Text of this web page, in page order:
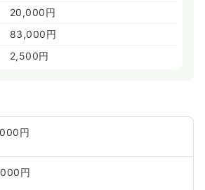
者が行う管理業務もサポート課で行っ
ざいます。「パソコンが苦手で…」と
方も心配ございません。ツクイは職員
忙しく、あまり一人ひとりの患者様
なかったので、転職を機に患者様と
のできる訪問看護に挑戦してみよう
訪問看護師として働いてみると、自
います。また、今までにないお客様
きたときに訪問看護を選んでよかっ
20,000円
83,000円
2,500円
円
円